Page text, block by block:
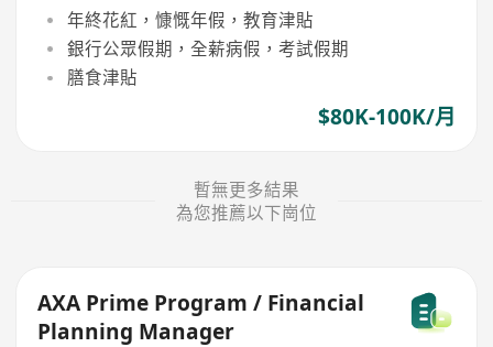
年終花紅，慷慨年假，教育津貼
銀行公眾假期，全薪病假，考試假期
膳食津貼
$80K-100K/月
暫無更多結果
為您推薦以下崗位
AXA Prime Program / Financial
Planning Manager